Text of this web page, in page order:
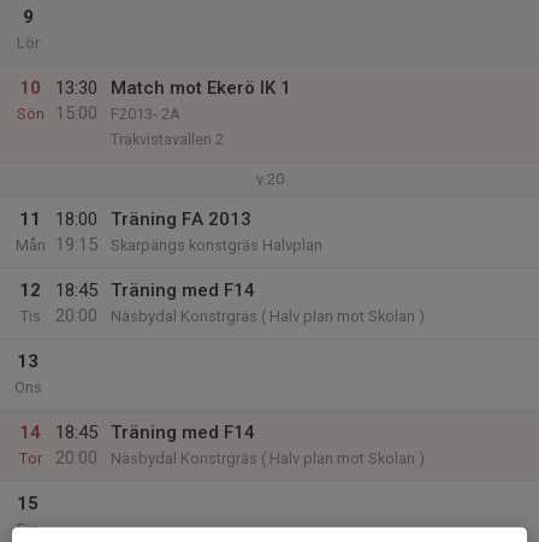
9
Lör
10
Sön
13:30
15:00
Match mot Ekerö IK 1
F2013- 2A
Träkvistavallen 2
v.20
11
Mån
18:00
19:15
Träning FA 2013
Skarpängs konstgräs Halvplan
12
Tis
18:45
20:00
Träning med F14
Näsbydal Konstrgräs ( Halv plan mot Skolan )
13
Ons
14
Tor
18:45
20:00
Träning med F14
Näsbydal Konstrgräs ( Halv plan mot Skolan )
15
Fre